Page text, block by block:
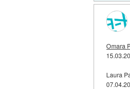
Omara
Laura